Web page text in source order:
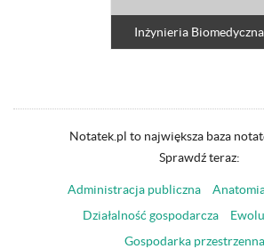
Inżynieria Biomedyczna
Notatek.pl to największa baza
Sprawdź teraz:
Administracja publiczna
Działalność gospodarcza
Gospodarka przestrzenna